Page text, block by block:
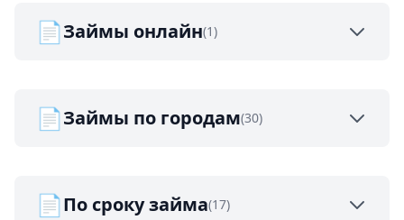
📄Займы онлайн(1)
📄Займы по городам(30)
📄По сроку займа(17)